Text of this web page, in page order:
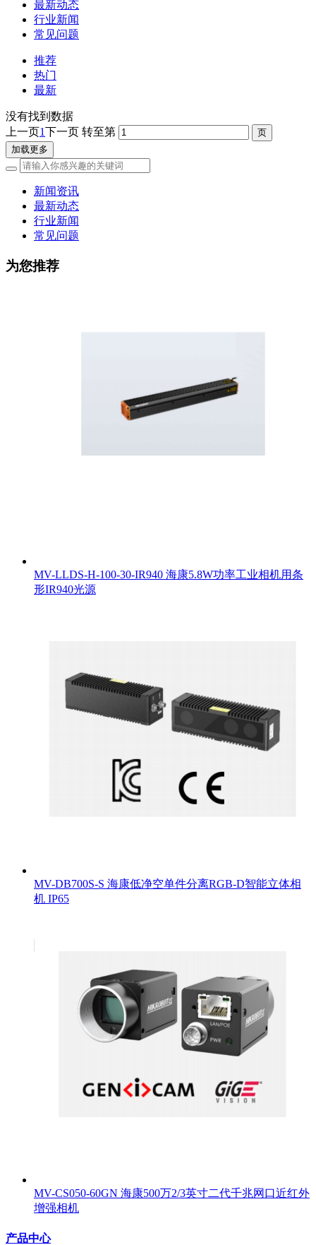
最新动态
行业新闻
常见问题
推荐
热门
最新
没有找到数据
上一页1下一页 转至第
加载更多
新闻资讯
最新动态
行业新闻
常见问题
为您推荐
MV-LLDS-H-100-30-IR940 海康5.8W功率工业相机用条
形IR940光源
MV-DB700S-S 海康低净空单件分离RGB-D智能立体相
机 IP65
MV-CS050-60GN 海康500万2/3英寸二代千兆网口近红外
增强相机
产品中心